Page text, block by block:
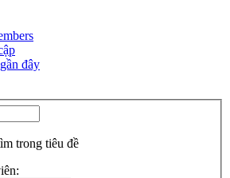
đây
trong tiêu đề